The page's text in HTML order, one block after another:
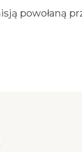
powołaną